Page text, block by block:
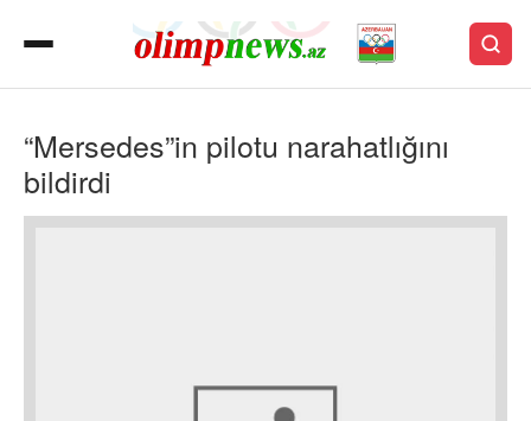
“Mersedes”in pilotu narahatlığını
bildirdi